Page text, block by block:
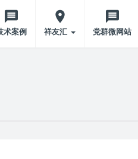
术案例 祥友汇 党群微网站